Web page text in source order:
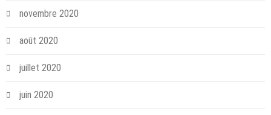
novembre 2020
août 2020
juillet 2020
juin 2020